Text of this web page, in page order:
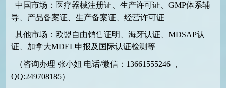
中国市场：医疗器械注册证、生产许可证、GMP体系辅
导、产品备案证、生产备案证、经营许可证
其他市场：欧盟自由销售证明、海牙认证、MDSAP认
证、加拿大MDEL申报及国际认证检测等
（咨询办理 张小姐 电话/微信：13661555246 ，
QQ:249708185）